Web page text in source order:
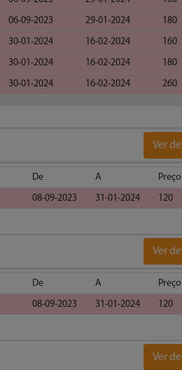
06-09-2023 29-01-2024
180
30-01-2024 16-02-2024
160
30-01-2024 16-02-2024
180
30-01-2024 16-02-2024 260
Ver
De A
08-09-2023 31-01-2024 120
Ver
De A
08-09-2023 31-01-2024 120
Ver